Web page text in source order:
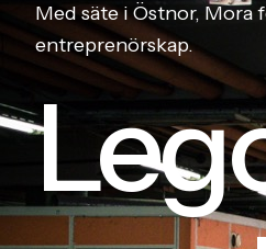
Med säte i Östnor, Mora
entreprenörskap.